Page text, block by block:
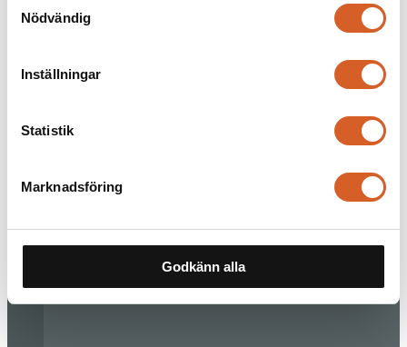
Nödvändig
Inställningar
Statistik
Marknadsföring
Godkänn alla